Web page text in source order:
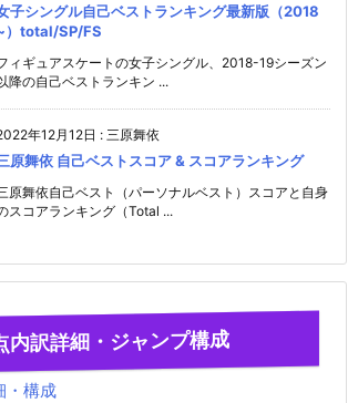
子シングル自己ベストランキング最新版（2018
）total/SP/FS
ィギュアスケートの女子シングル、2018-19シーズン
降の自己ベストランキン ...
年12月12日 : 三原舞依
原舞依 自己ベストスコア & スコアランキング
原舞依自己ベスト（パーソナルベスト）スコアと自身
スコアランキング（Total ...
内訳詳細・ジャンプ構成
・構成